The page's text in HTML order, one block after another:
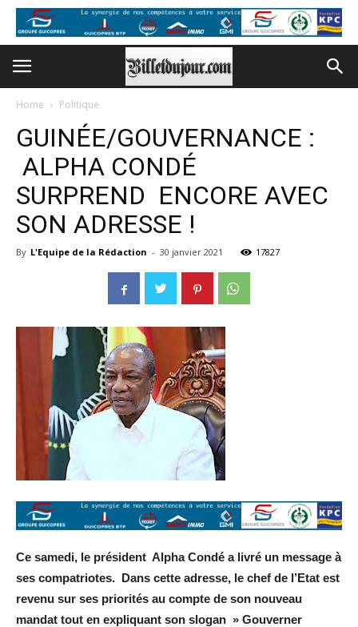
Home Politique
GUINÉE/GOUVERNANCE :
ALPHA CONDÉ
SURPREND ENCORE AVEC
SON ADRESSE !
By L'Equipe de la Rédaction - 30 janvier 2021 17827
Ce samedi, le président Alpha Condé a livré un message à
ses compatriotes. Dans cette adresse, le chef de l’Etat est
revenu sur ses priorités au compte de son nouveau
mandat tout en expliquant son slogan » Gouverner